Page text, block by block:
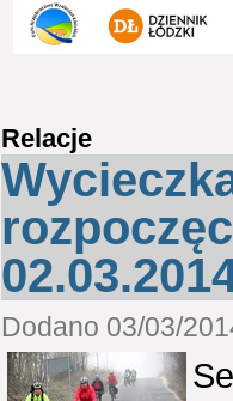
Relacje
Dodano 03/03/